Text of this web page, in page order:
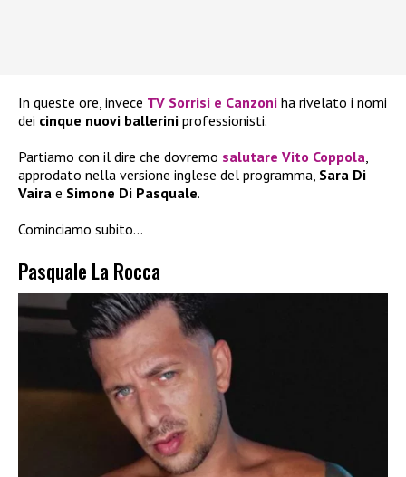
In queste ore, invece TV Sorrisi e Canzoni ha rivelato i nomi
dei cinque nuovi ballerini professionisti.
Partiamo con il dire che dovremo salutare Vito Coppola,
approdato nella versione inglese del programma, Sara Di
Vaira e Simone Di Pasquale.
Cominciamo subito…
Pasquale La Rocca